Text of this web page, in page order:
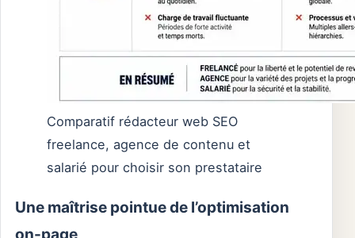
Comparatif rédacteur web SEO
freelance, agence de contenu et
salarié pour choisir son prestataire
Une maîtrise pointue de l’optimisation